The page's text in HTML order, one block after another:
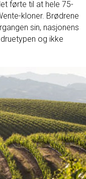
førte til at hele 75-
kloner. Brødrene
sin, nasjonens
og ikke